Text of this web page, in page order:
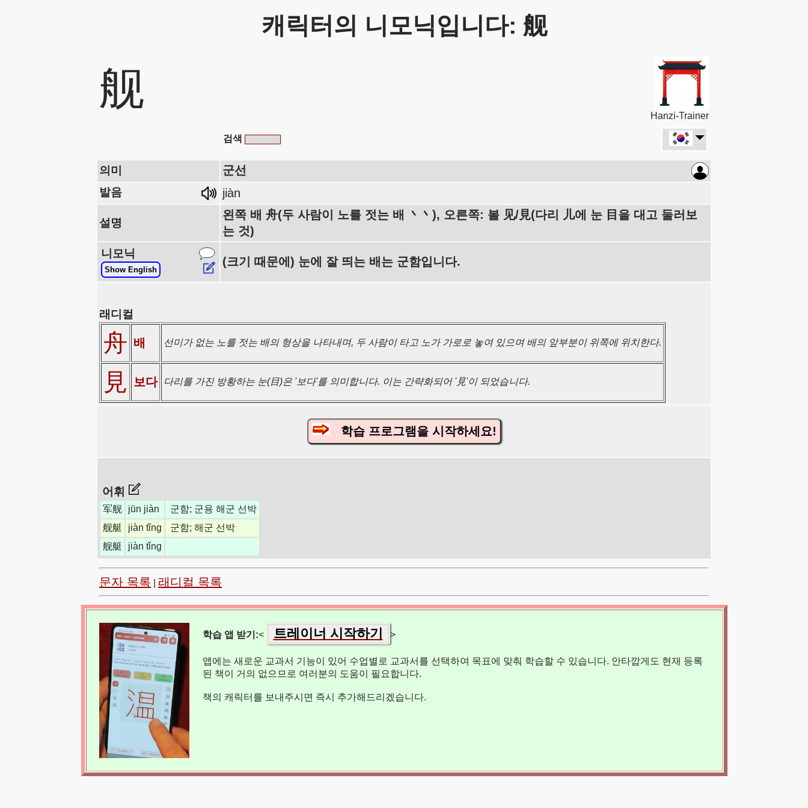
캐릭터의 니모닉입니다: 舰
舰
Hanzi-Trainer
검색
의미 군선
발음 jiàn
설명
왼쪽 배 舟(두 사람이 노를 젓는 배 丶丶), 오른쪽: 볼 见/見(다리 儿에 눈 目을 대고 둘러보
는 것)
니모닉
Show English
(크기 때문에) 눈에 잘 띄는 배는 군함입니다.
래디컬
舟 배 선미가 없는 노를 젓는 배의 형상을 나타내며, 두 사람이 타고 노가 가로로 놓여 있으며 배의 앞부분이 위쪽에 위치한다.
見 보다 다리를 가진 방황하는 눈(目)은 '보다'를 의미합니다. 이는 간략화되어 '見'이 되었습니다.
학습 프로그램을 시작하세요!
어휘
军舰 jūn jiàn
군함; 군용 해군 선박
舰艇
jiàn tǐng
군함; 해군 선박
舰艇
jiàn tǐng
문자 목록 래디컬 목록
학습 앱 받기:< 트레이너 시작하기 >
앱에는 새로운 교과서 기능이 있어 수업별로 교과서를 선택하여 목표에 맞춰 학습할 수 있습니다. 안타깝게도 현재 등록
된 책이 거의 없으므로 여러분의 도움이 필요합니다.
책의 캐릭터를 보내주시면 즉시 추가해드리겠습니다.